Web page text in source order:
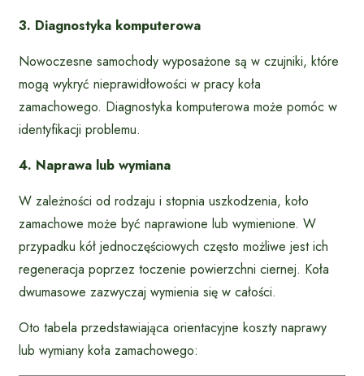
3. Diagnostyka komputerowa
Nowoczesne samochody wyposażone są w czujniki, które
mogą wykryć nieprawidłowości w pracy koła
zamachowego. Diagnostyka komputerowa może pomóc w
identyfikacji problemu.
4. Naprawa lub wymiana
W zależności od rodzaju i stopnia uszkodzenia, koło
zamachowe może być naprawione lub wymienione. W
przypadku kół jednoczęściowych często możliwe jest ich
regeneracja poprzez toczenie powierzchni ciernej. Koła
dwumasowe zazwyczaj wymienia się w całości.
Oto tabela przedstawiająca orientacyjne koszty naprawy
lub wymiany koła zamachowego: